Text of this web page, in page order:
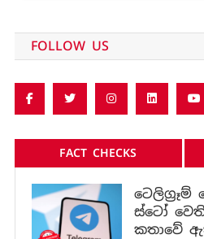
FOLLOW US
FACT CHECKS
ස්ටෝ
කතාවේ